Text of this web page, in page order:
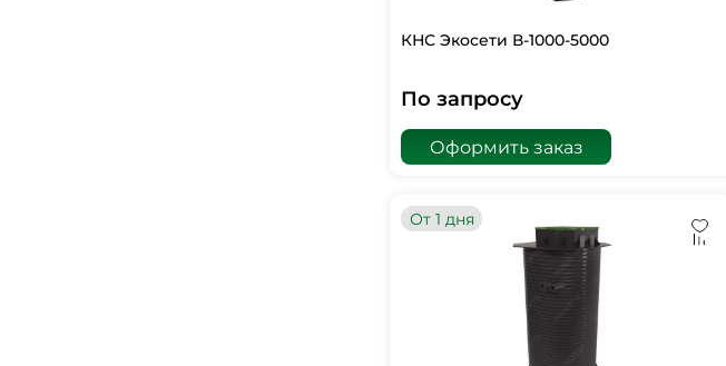
КНС Экосети В-1000-5000
По запросу
Оформить заказ
От 1 дня